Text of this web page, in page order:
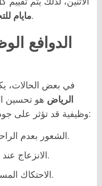
مايامللوصول إلى الحل الأنسب.
الدوافع
في بعض الحالات،
الرياض هو تحسين
وظيفية قد تؤثر على جودة الحياة، ومن أبرز هذه الدوافع:
الشعور بعدم الراحة أثناء ممارسة الأنشطة اليومية.
الانزعاج عند ممارسة بعض التمارين الرياضية.
الاحتكاك المستمر بسبب زيادة حجم الشفرات.